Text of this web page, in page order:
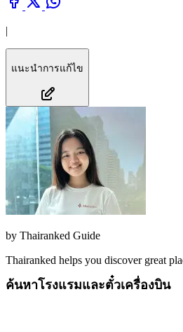
|
แนะนำการแก้ไข
by Thairanked Guide
Thairanked helps you discover great
ค้นหาโรงแรมและตั๋วเครื่องบิน